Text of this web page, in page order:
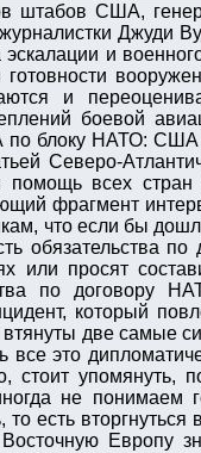
штабов США,
Джуди
и
и
боевой
блоку НАТО: США
Северо-
всех стран
фрагмент
что если бы
по
или просят
по договору
который
втянуты две
это
стоит упомянуть,
не понимаем
есть
Европу